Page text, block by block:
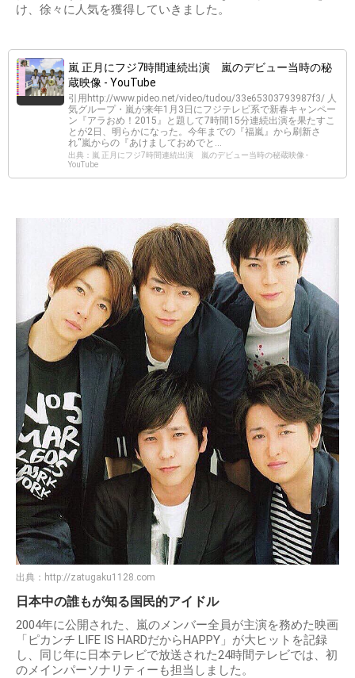
け、徐々に人気を獲得していきました。
嵐 正月にフジ7時間連続出演 嵐のデビュー当時の秘
蔵映像 - YouTube
引用http://www.pideo.net/video/tudou/33e65303793987f3/ 人
気グループ・嵐が来年1月3日にフジテレビ系で新春キャンペー
ン『アラおめ！2015』と題して7時間15分連続出演を果たすこ
とが2日、明らかになった。今年までの『福嵐』から刷新さ
れ“嵐からの『あけましておめでと...
出典：嵐 正月にフジ7時間連続出演 嵐のデビュー当時の秘蔵映像 -
YouTube
出典： http://zatugaku1128.com
日本中の誰もが知る国民的アイドル
2004年に公開された、嵐のメンバー全員が主演を務めた映画
「ピカンチ LIFE IS HARDだからHAPPY」が大ヒットを記録
し、同じ年に日本テレビで放送された24時間テレビでは、初
のメインパーソナリティーも担当しました。